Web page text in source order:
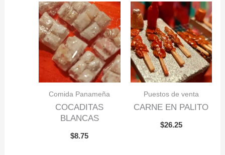
Comida Panameña
COCADITAS
BLANCAS
$8.75
Puestos de venta
CARNE EN PALITO
$26.25